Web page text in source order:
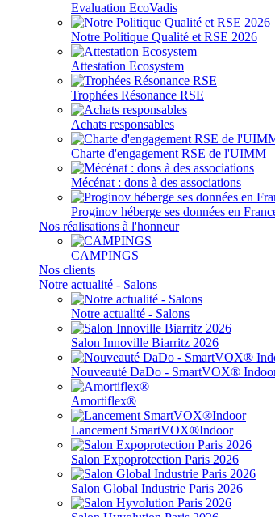
Evaluation EcoVadis
Notre Politique Qualité et RSE 2026
Attestation Ecosystem
Trophées Résonance RSE
Achats responsables
Charte d'engagement RSE de l'UIMM
Mécénat : dons à des associations
Proginov héberge ses données en
Nos réalisations à l'honneur
CAMPINGS
Nos clients
Notre actualité - Salons
Notre actualité - Salons
Salon Innoville Biarritz 2026
Nouveauté DaDo - SmartVOX®
Amortiflex®
Lancement SmartVOX®Indoor
Salon Expoprotection Paris 2026
Salon Global Industrie Paris 2026